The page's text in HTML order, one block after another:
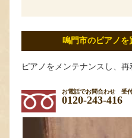
鳴門市のピアノを
ピアノをメンテナンスし、再
お電話でお問合わせ 受
0120-243-416